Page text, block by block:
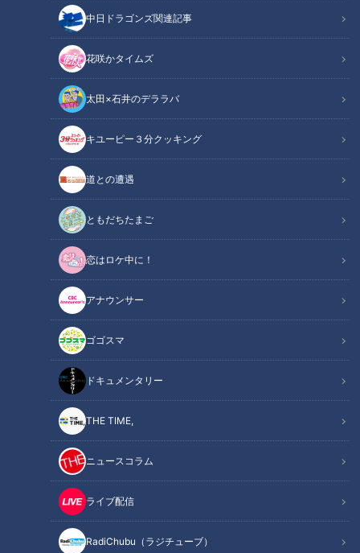
中日ドラゴンズ関連記事
花咲かタイムズ
太田×石井のデララバ
キユーピー３分クッキング
道との遭遇
ともだちたまご
恋はロケ中に！
アナウンサー
ゴゴスマ
ドキュメンタリー
THE TIME,
ニュースコラム
ライブ配信
RadiChubu（ラジチューブ）
健康カプセル！ゲンキの時間
「健康カプセル！ゲンキの時間」アーカイブ
サマリーSummary
ゲンキスチューデント:赤楚衛二
ゲンキリサーチャー:U字工事
ドクター:吉原正宣
すねの骨の下にある「距骨」という小さな骨が、医療や整体の
世界で今注目を集めています。距骨は全身のバランスを取るの
に大切な骨で、傾くと筋肉や関節の痛みだけでなく、全身のあ
らゆる不調を招く恐れも…。そこで今回は、知られざる「距
骨」の健康に迫ります。
全身の健康を左右する「距骨」とは？